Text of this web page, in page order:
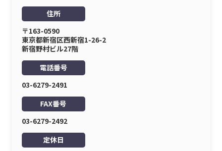
住所
〒163-0590
東京都新宿区西新宿1-26-2
新宿野村ビル27階
電話番号
03-6279-2491
FAX番号
03-6279-2492
定休日